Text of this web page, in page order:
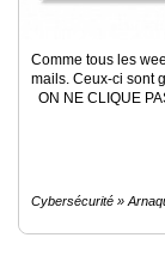
Comme tous les
mails. Ceux-ci sont
ON NE CLIQUE
Cybersécurité »